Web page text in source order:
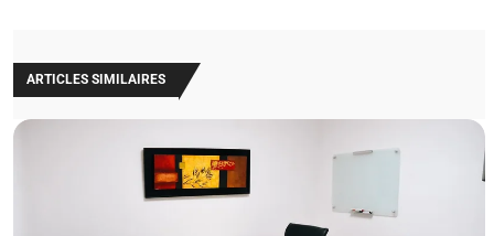
ARTICLES SIMILAIRES